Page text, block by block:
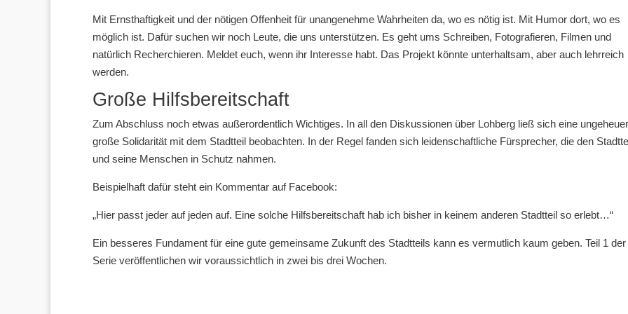
Mit Ernsthaftigkeit und der nötigen Offenheit für unangenehme Wahrheiten da, wo es nötig ist. Mit Humor dort, wo es
möglich ist. Dafür suchen wir noch Leute, die uns unterstützen. Es geht ums Schreiben, Fotografieren, Filmen und
natürlich Recherchieren. Meldet euch, wenn ihr Interesse habt. Das Projekt könnte unterhaltsam, aber auch lehrreich
werden.
Große Hilfsbereitschaft
Zum Abschluss noch etwas außerordentlich Wichtiges. In all den Diskussionen über Lohberg ließ sich eine ungeheuer
große Solidarität mit dem Stadtteil beobachten. In der Regel fanden sich leidenschaftliche Fürsprecher, die den
und seine Menschen in Schutz nahmen.
Beispielhaft dafür steht ein Kommentar auf Facebook:
„Hier passt jeder auf jeden auf. Eine solche Hilfsbereitschaft hab ich bisher in keinem anderen Stadtteil so erlebt…“
Ein besseres Fundament für eine gute gemeinsame Zukunft des Stadtteils kann es vermutlich kaum geben. Teil 1 der
Serie veröffentlichen wir voraussichtlich in zwei bis drei Wochen.